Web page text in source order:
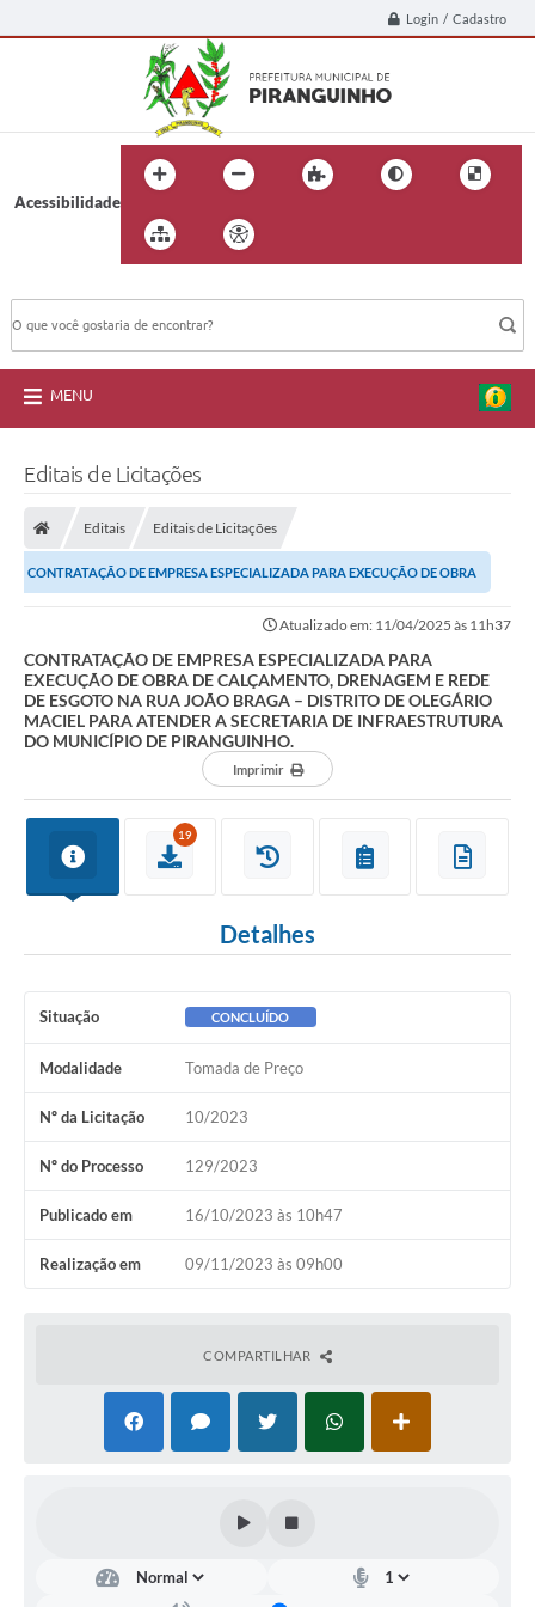
Login / Cadastro
Acessibilidade
MENU
Editais de Licitações
Editais Editais de Licitações
CONTRATAÇÃO DE EMPRESA ESPECIALIZADA PARA EXECUÇÃO DE OBRA
Atualizado em: 11/04/2025 às 11h37
CONTRATAÇÃO DE EMPRESA ESPECIALIZADA PARA
EXECUÇÃO DE OBRA DE CALÇAMENTO, DRENAGEM E REDE
DE ESGOTO NA RUA JOÃO BRAGA – DISTRITO DE OLEGÁRIO
MACIEL PARA ATENDER A SECRETARIA DE INFRAESTRUTURA
DO MUNICÍPIO DE PIRANGUINHO.
Imprimir
19
Detalhes
Situação CONCLUÍDO
Modalidade Tomada de Preço
Nº da Licitação 10/2023
Nº do Processo 129/2023
Publicado em 16/10/2023 às 10h47
Realização em 09/11/2023 às 09h00
COMPARTILHAR